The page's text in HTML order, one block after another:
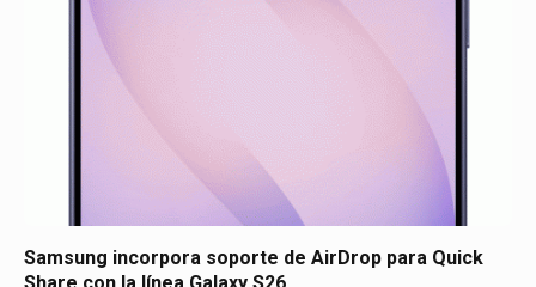
Samsung incorpora soporte de AirDrop para Quick